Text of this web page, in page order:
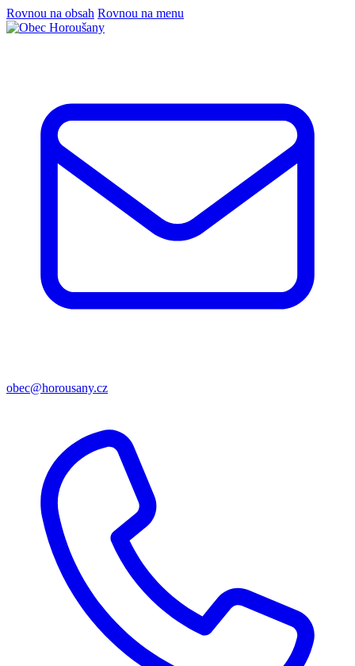
Rovnou na obsah Rovnou na menu
obec@horousany.cz